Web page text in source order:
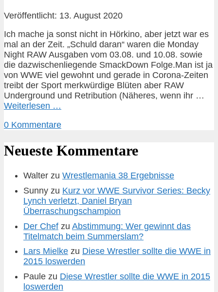
Veröffentlicht: 13. August 2020
Ich mache ja sonst nicht in Hörkino, aber jetzt war es
mal an der Zeit. „Schuld daran“ waren die Monday
Night RAW Ausgaben vom 03.08. und 10.08. sowie
die dazwischenliegende SmackDown Folge.Man ist ja
von WWE viel gewohnt und gerade in Corona-Zeiten
treibt der Sport merkwürdige Blüten aber RAW
Underground und Retribution (Näheres, wenn ihr …
Weiterlesen …
0 Kommentare
Neueste Kommentare
Walter zu Wrestlemania 38 Ergebnisse
Sunny zu Kurz vor WWE Survivor Series: Becky
Lynch verletzt, Daniel Bryan
Überraschungschampion
Der Chef zu Abstimmung: Wer gewinnt das
Titelmatch beim Summerslam?
Lars Mielke zu Diese Wrestler sollte die WWE in
2015 loswerden
Paule zu Diese Wrestler sollte die WWE in 2015
loswerden